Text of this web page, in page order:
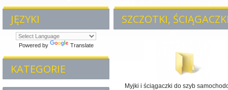
JĘZYKI
Powered by Translate
KATEGORIE
SZCZOTKI,
Myjki i ściągaczki do szyb